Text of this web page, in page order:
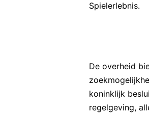
Spielerlebnis.
De overheid
koninklijk
regelgeving,